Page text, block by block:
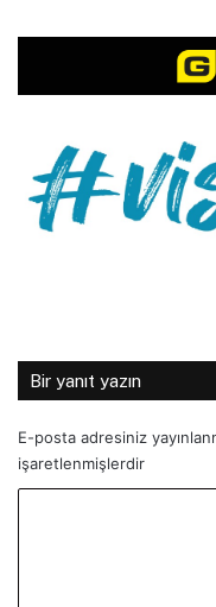
Bir yanıt yazın
E-posta adresiniz
işaretlenmişlerdir